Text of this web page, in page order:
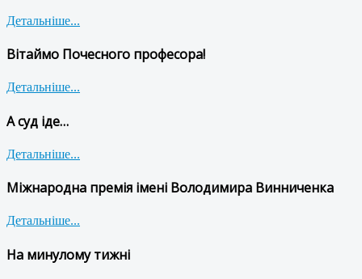
Детальніше...
Вітаймо Почесного професора!
Детальніше...
А суд іде…
Детальніше...
Міжнародна премія імені Володимира Винниченка
Детальніше...
На минулому тижні